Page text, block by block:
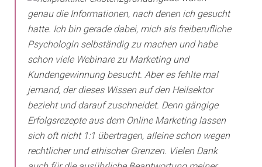
genau die Informationen, nach denen ich gesucht
hatte. Ich bin gerade dabei, mich als freiberufliche
Psychologin selbständig zu machen und habe
schon viele Webinare zu Marketing und
Kundengewinnung besucht. Aber es fehlte mal
jemand, der dieses Wissen auf den Heilsektor
bezieht und darauf zuschneidet. Denn gängige
Erfolgsrezepte aus dem Online Marketing lassen
sich oft nicht 1:1 übertragen, alleine schon wegen
rechtlicher und ethischer Grenzen. Vielen Dank